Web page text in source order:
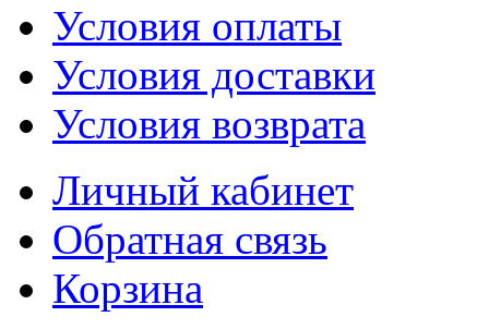
Условия оплаты
Условия доставки
Условия возврата
Личный кабинет
Обратная связь
Корзина